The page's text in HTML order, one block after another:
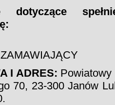
dotyczące
I ADRES:
70, 23-300 Janów